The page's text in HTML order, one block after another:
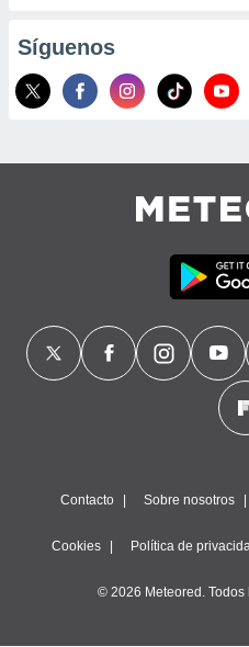
uso de
con el
de
Síguenos
Contacto Sobre nosotros
Cookies Política de
© 2026 Meteored.